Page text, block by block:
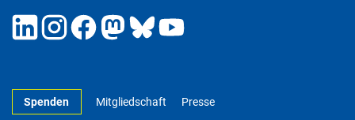
Spenden Mitgliedschaft Presse